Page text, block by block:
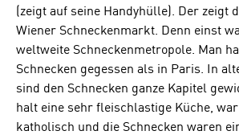
(zeigt auf seine Handyhülle). Der zeigt
Wiener Schneckenmarkt. Denn einst
weltweite Schneckenmetropole. Man
Schnecken gegessen als in Paris. In
sind den Schnecken ganze Kapitel
halt eine sehr fleischlastige Küche,
katholisch und die Schnecken waren